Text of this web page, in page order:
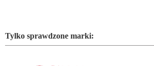
Tylko sprawdzone marki: